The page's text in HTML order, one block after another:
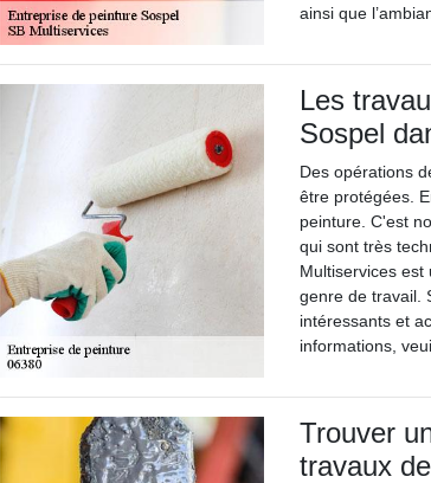
ainsi que
Les
Sospel
Des opérations
être protégées.
peinture. C'est
qui sont très
Multiservices
genre de travail.
intéressants et
informations,
Trouver
travaux